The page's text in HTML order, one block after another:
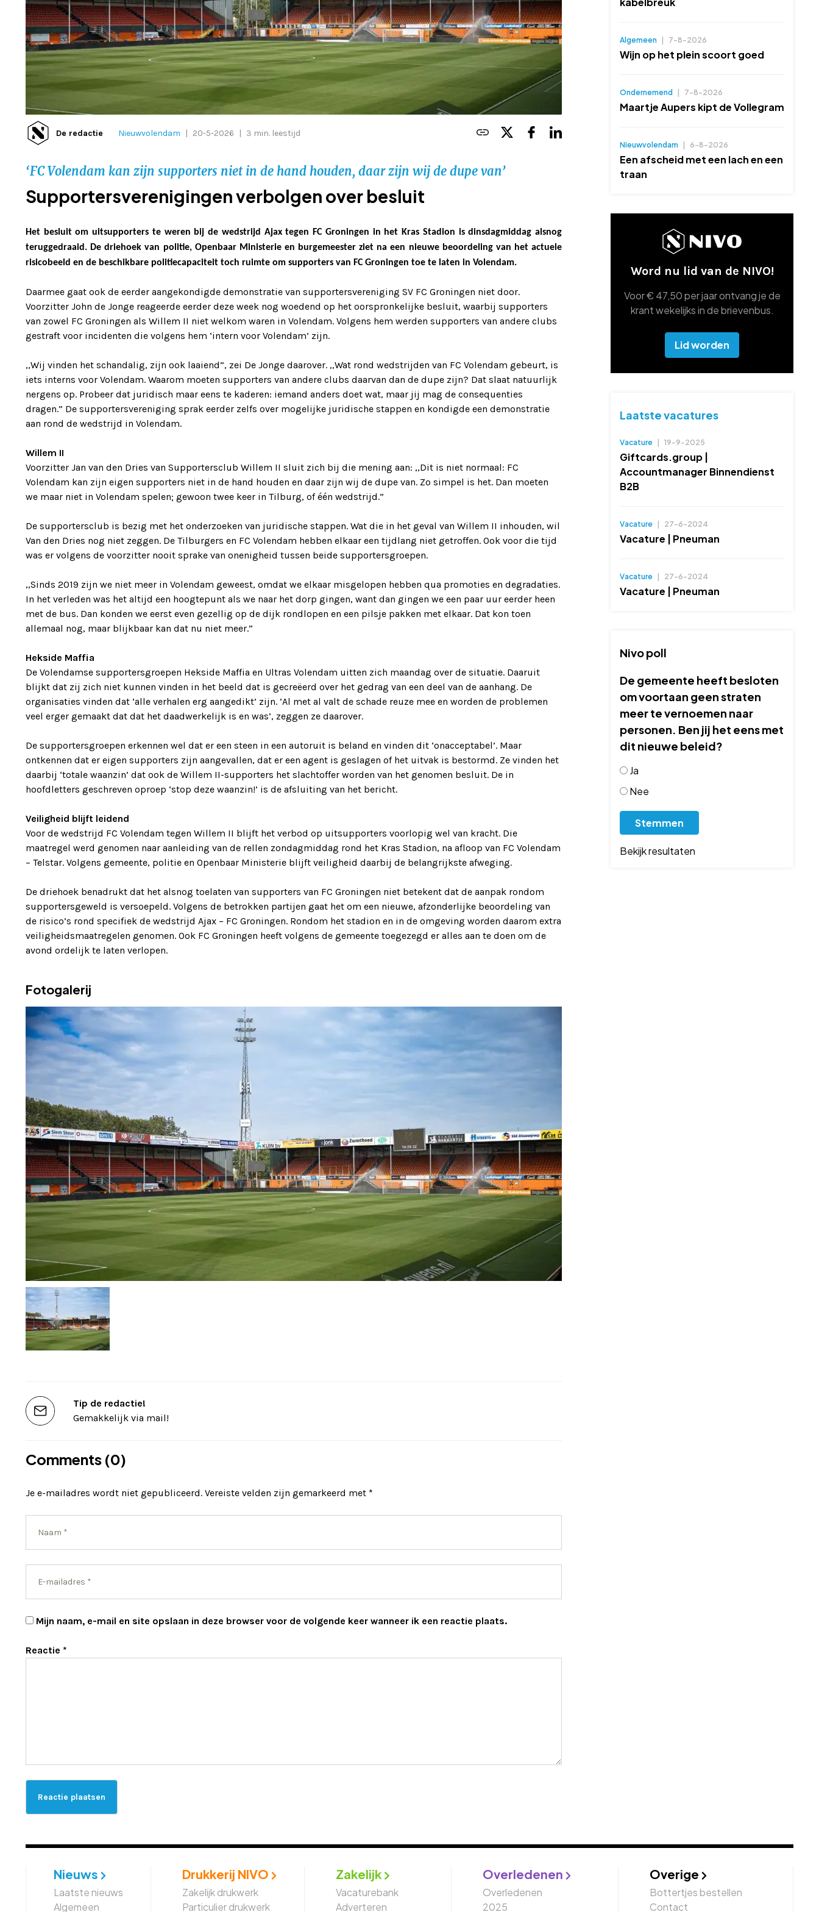
De redactie Nieuwvolendam | 20-5-2026 | 3 min. leestijd
‘FC Volendam kan zijn supporters niet in de hand houden, daar zijn wij de dupe van’
Supportersverenigingen verbolgen over besluit
Het besluit om uitsupporters te weren bij de wedstrijd Ajax tegen FC Groningen in het Kras Stadion is dinsdagmiddag alsnog
teruggedraaid. De driehoek van politie, Openbaar Ministerie en burgemeester ziet na een nieuwe beoordeling van het actuele
risicobeeld en de beschikbare politiecapaciteit toch ruimte om supporters van FC Groningen toe te laten in Volendam.
Daarmee gaat ook de eerder aangekondigde demonstratie van supportersvereniging SV FC Groningen niet door.
Voorzitter John de Jonge reageerde eerder deze week nog woedend op het oorspronkelijke besluit, waarbij supporters
van zowel FC Groningen als Willem II niet welkom waren in Volendam. Volgens hem werden supporters van andere clubs
gestraft voor incidenten die volgens hem ‘intern voor Volendam’ zijn.
,,Wij vinden het schandalig, zijn ook laaiend”, zei De Jonge daarover. ,,Wat rond wedstrijden van FC Volendam gebeurt, is
iets interns voor Volendam. Waarom moeten supporters van andere clubs daarvan dan de dupe zijn? Dat slaat natuurlijk
nergens op. Probeer dat juridisch maar eens te kaderen: iemand anders doet wat, maar jij mag de consequenties
dragen.” De supportersvereniging sprak eerder zelfs over mogelijke juridische stappen en kondigde een demonstratie
aan rond de wedstrijd in Volendam.
Willem II
Voorzitter Jan van den Dries van Supportersclub Willem II sluit zich bij die mening aan: ,,Dit is niet normaal: FC
Volendam kan zijn eigen supporters niet in de hand houden en daar zijn wij de dupe van. Zo simpel is het. Dan moeten
we maar niet in Volendam spelen; gewoon twee keer in Tilburg, of één wedstrijd.”
De supportersclub is bezig met het onderzoeken van juridische stappen. Wat die in het geval van Willem II inhouden, wil
Van den Dries nog niet zeggen. De Tilburgers en FC Volendam hebben elkaar een tijdlang niet getroffen. Ook voor die tijd
was er volgens de voorzitter nooit sprake van onenigheid tussen beide supportersgroepen.
,,Sinds 2019 zijn we niet meer in Volendam geweest, omdat we elkaar misgelopen hebben qua promoties en degradaties.
In het verleden was het altijd een hoogtepunt als we naar het dorp gingen, want dan gingen we een paar uur eerder heen
met de bus. Dan konden we eerst even gezellig op de dijk rondlopen en een pilsje pakken met elkaar. Dat kon toen
allemaal nog, maar blijkbaar kan dat nu niet meer.”
Hekside Maffia
De Volendamse supportersgroepen Hekside Maffia en Ultras Volendam uitten zich maandag over de situatie. Daaruit
blijkt dat zij zich niet kunnen vinden in het beeld dat is gecreëerd over het gedrag van een deel van de aanhang. De
organisaties vinden dat ‘alle verhalen erg aangedikt’ zijn. ‘Al met al valt de schade reuze mee en worden de problemen
veel erger gemaakt dat dat het daadwerkelijk is en was’, zeggen ze daarover.
De supportersgroepen erkennen wel dat er een steen in een autoruit is beland en vinden dit ‘onacceptabel’. Maar
ontkennen dat er eigen supporters zijn aangevallen, dat er een agent is geslagen of het uitvak is bestormd. Ze vinden het
daarbij ‘totale waanzin’ dat ook de Willem II-supporters het slachtoffer worden van het genomen besluit. De in
hoofdletters geschreven oproep ‘stop deze waanzin!’ is de afsluiting van het bericht.
Veiligheid blijft leidend
Voor de wedstrijd FC Volendam tegen Willem II blijft het verbod op uitsupporters voorlopig wel van kracht. Die
maatregel werd genomen naar aanleiding van de rellen zondagmiddag rond het Kras Stadion, na afloop van FC Volendam
– Telstar. Volgens gemeente, politie en Openbaar Ministerie blijft veiligheid daarbij de belangrijkste afweging.
De driehoek benadrukt dat het alsnog toelaten van supporters van FC Groningen niet betekent dat de aanpak rondom
supportersgeweld is versoepeld. Volgens de betrokken partijen gaat het om een nieuwe, afzonderlijke beoordeling van
de risico’s rond specifiek de wedstrijd Ajax – FC Groningen. Rondom het stadion en in de omgeving worden daarom extra
veiligheidsmaatregelen genomen. Ook FC Groningen heeft volgens de gemeente toegezegd er alles aan te doen om de
avond ordelijk te laten verlopen.
Fotogalerij
Tip de redactie!
Gemakkelijk via mail!
Comments (0)
Je e-mailadres wordt niet gepubliceerd. Vereiste velden zijn gemarkeerd met *
Mijn naam, e-mail en site opslaan in deze browser voor de volgende keer wanneer ik een reactie plaats.
Reactie *
Algemeen 7-8-2026
Wijn op het plein scoort goed
Ondernemend 7-8-2026
Maartje Aupers kipt de Vollegram
Nieuwvolendam 6-8-2026
Een afscheid met een lach en een
traan
Word nu lid van de NIVO!
Voor € 47,50 per jaar ontvang je de
krant wekelijks in de brievenbus.
Lid worden
Laatste vacatures
Vacature 19-9-2025
Giftcards.group |
Accountmanager Binnendienst
B2B
Vacature 27-6-2024
Vacature | Pneuman
Vacature 27-6-2024
Vacature | Pneuman
Nivo poll
De gemeente heeft besloten
om voortaan geen straten
meer te vernoemen naar
personen. Ben jij het eens met
dit nieuwe beleid?
Ja
Nee
Bekijk resultaten
Nieuws
Laatste nieuws
Algemeen
Drukkerij NIVO
Zakelijk drukwerk
Particulier drukwerk
Zakelijk
Vacaturebank
Adverteren
Overledenen
Overledenen
2025
Overige
Bottertjes bestellen
Contact